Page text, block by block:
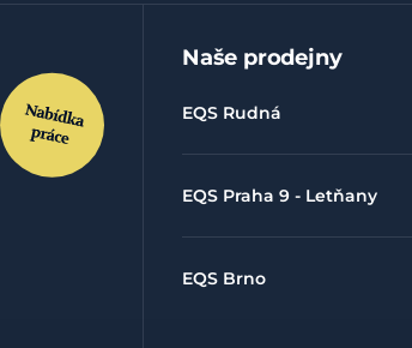
Naše prodejny
EQS Rudná
EQS Praha 9 - Letňany
EQS Brno